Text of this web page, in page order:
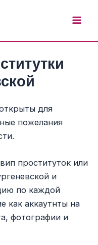
для
пожелания
проституток или
и
по каждой
как аккаутнты на
фотографии и